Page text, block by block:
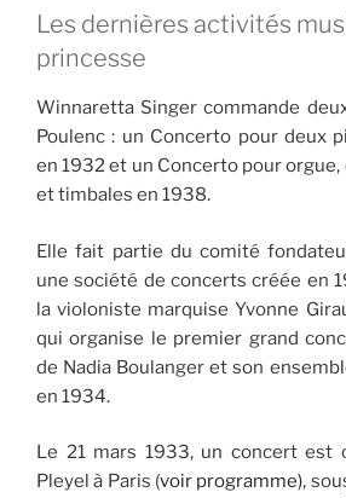
Les dernières activités
princesse
Winnaretta Singer commande
Poulenc : un Concerto pour deux
en 1932 et un Concerto pour
et timbales en 1938.
Elle fait partie du comité
une société de concerts créée en
la violoniste marquise Yvonne
qui organise le premier grand
de Nadia Boulanger et son
en 1934.
Le 21 mars 1933, un concert est
Pleyel à Paris (voir programme),